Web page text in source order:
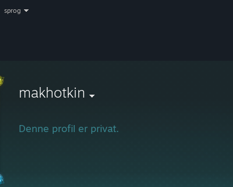
sprog
makhotkin
Denne profil er privat.